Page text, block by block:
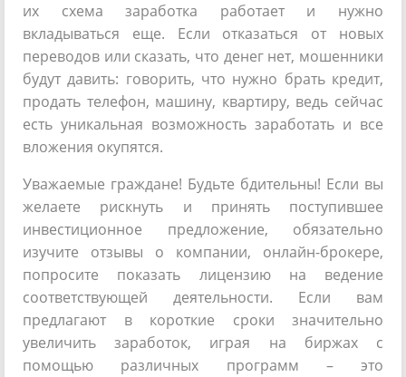
их схема заработка работает и нужно
вкладываться еще. Если отказаться от новых
переводов или сказать, что денег нет, мошенники
будут давить: говорить, что нужно брать кредит,
продать телефон, машину, квартиру, ведь сейчас
есть уникальная возможность заработать и все
вложения окупятся.
Уважаемые граждане! Будьте бдительны! Если вы
желаете рискнуть и принять поступившее
инвестиционное предложение, обязательно
изучите отзывы о компании, онлайн-брокере,
попросите показать лицензию на ведение
соответствующей деятельности. Если вам
предлагают в короткие сроки значительно
увеличить заработок, играя на биржах с
помощью различных программ – это